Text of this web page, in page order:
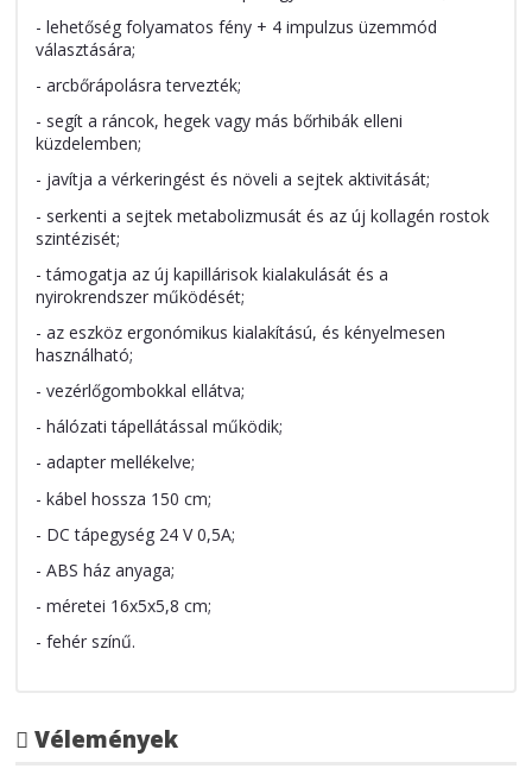
- lehetőség folyamatos fény + 4 impulzus üzemmód
választására;
- arcbőrápolásra tervezték;
- segít a ráncok, hegek vagy más bőrhibák elleni
küzdelemben;
- javítja a vérkeringést és növeli a sejtek aktivitását;
- serkenti a sejtek metabolizmusát és az új kollagén rostok
szintézisét;
- támogatja az új kapillárisok kialakulását és a
nyirokrendszer működését;
- az eszköz ergonómikus kialakítású, és kényelmesen
használható;
- vezérlőgombokkal ellátva;
- hálózati tápellátással működik;
- adapter mellékelve;
- kábel hossza 150 cm;
- DC tápegység 24 V 0,5A;
- ABS ház anyaga;
- méretei 16x5x5,8 cm;
- fehér színű.
Vélemények